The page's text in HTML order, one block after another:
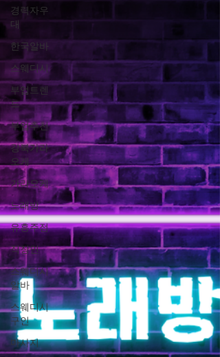
경력자우
대
한국알바
스웨디시
부업트렌
드
부업추천
강북가라
오케
가라오케
노래방
유흥주점
직장인
스웨디시
알바
스웨디시
구인
마사지
시에 이루어지는 지역 특성상 안정적인 손님
층을 확보하고 있어 초보자부터 경험자까지
모두 관심을 가지는 분야다. 인계동단란주점
알바 구인구직사이트 인계동 단란주점 알바
핵심 특징 인계동 단란주점 알바의 가장 큰
징은 빠른 회전율과 꾸준한 손님 유입 이다.
계동은 수원에서 가장 활발한 번화가 중 하나
로, 평일과 주말 모두 유동 인구가 많은 편이
다. 특히 퇴근 시간 이후 인계동단란주점알바
직장인 손님이 집중되는 구조이기 때문에 특
정 시간대에 수익을 집중적으로 올릴 수 있는
환경이 형성되어 있다. 이러한 구조는 단기간
수익을 목표로 하는 사람에게 매우 유리하다.
또한 다양한 업소가 밀집되어 있어 본인의 스
타일과 조건에 맞는 곳을 선택할